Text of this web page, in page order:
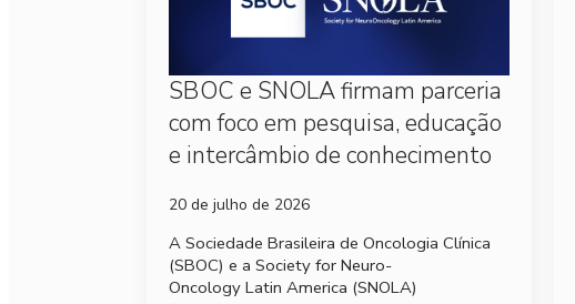
SBOC e SNOLA firmam parceria
com foco em pesquisa, educação
e intercâmbio de conhecimento
20 de julho de 2026
A Sociedade Brasileira de Oncologia Clínica
(SBOC) e a Society for Neuro-
Oncology Latin America (SNOLA)